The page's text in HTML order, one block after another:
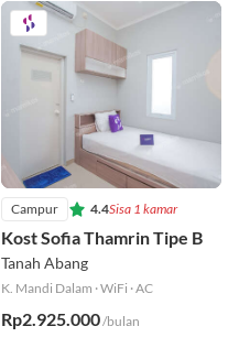
Campur 4.4Sisa 1 kamar
Kost Sofia Thamrin Tipe B
Tanah Abang
K. Mandi Dalam ·WiFi ·AC
Rp2.925.000/bulan